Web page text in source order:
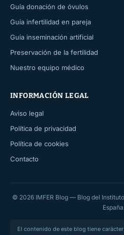
Guía donación de óvulos
Guía infertilidad en pareja
Guía inseminación artificial
Preservación de la fertilidad
Nuestro equipo médico
INFORMACIÓN LEGAL
Aviso legal
Política de privacidad
Política de cookies
Contacto
© 2026 IMFER Blog — Blog del
El contenido de este blog tiene